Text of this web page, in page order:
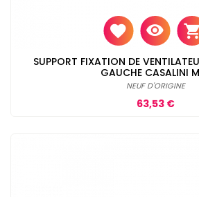
SUPPORT FIXATION DE
GAUCHE CASALINI
NEUF D'ORIGINE
Prix
63,53 €